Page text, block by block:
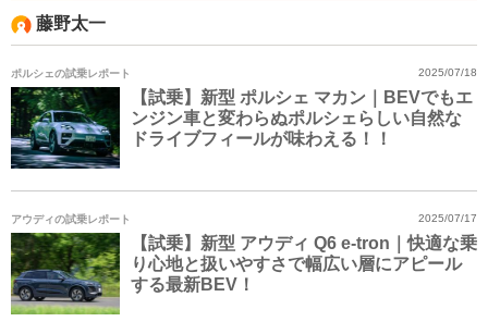
藤野太一
ポルシェの試乗レポート 2025/07/18
【試乗】新型 ポルシェ マカン｜BEVでもエ
ンジン車と変わらぬポルシェらしい自然な
ドライブフィールが味わえる！！
アウディの試乗レポート 2025/07/17
【試乗】新型 アウディ Q6 e-tron｜快適な乗
り心地と扱いやすさで幅広い層にアピール
する最新BEV！